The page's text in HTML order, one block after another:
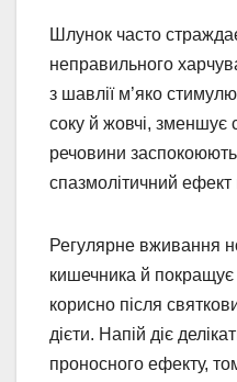
Шлунок часто
неправильного
з шавлії м’яко
соку й жовчі, зменшує
речовини
спазмолітичний ефект
Регулярне вживання
кишечника й
корисно після
дієти. Напій діє
проносного ефекту,